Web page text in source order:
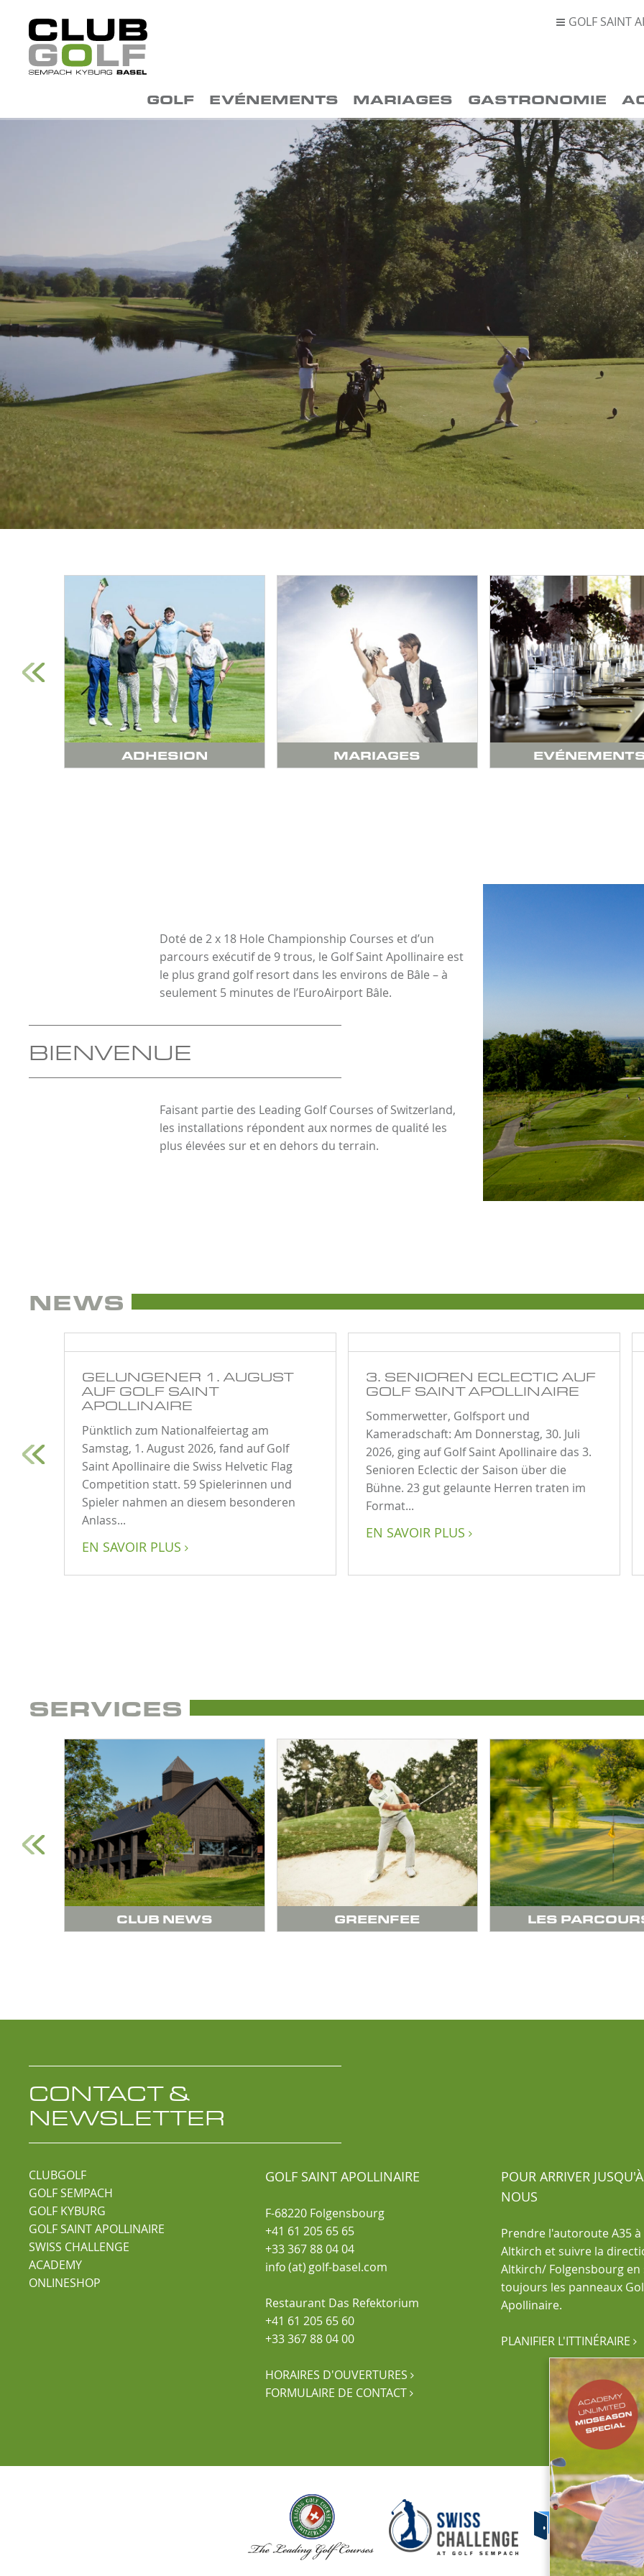
 GOLF SAINT
GOLF EVÉNEMENTS MARIAGES GASTRONOMIE
ADHESION MARIAGES
Doté de 2 x 18 Hole Championship Courses et d’un
parcours exécutif de 9 trous, le Golf Saint Apollinaire est
le plus grand golf resort dans les environs de Bâle – à
seulement 5 minutes de l’EuroAirport Bâle.
BIENVENUE
Faisant partie des Leading Golf Courses of Switzerland,
les installations répondent aux normes de qualité les
plus élevées sur et en dehors du terrain.
NEWS
die
GELUNGENER 1. AUGUST
AUF GOLF SAINT
APOLLINAIRE
Pünktlich zum Nationalfeiertag am
Samstag, 1. August 2026, fand auf Golf
Saint Apollinaire die Swiss Helvetic Flag
Competition statt. 59 Spielerinnen und
Spieler nahmen an diesem besonderen
Anlass...
EN SAVOIR PLUS 
3. SENIOREN ECLECTIC AUF
GOLF SAINT APOLLINAIRE
Sommerwetter, Golfsport und
Kameradschaft: Am Donnerstag, 30. Juli
2026, ging auf Golf Saint Apollinaire das 3.
Senioren Eclectic der Saison über die
Bühne. 23 gut gelaunte Herren traten im
Format...
EN SAVOIR PLUS 
SERVICES
CLUB NEWS GREENFEE LES
CONTACT &
NEWSLETTER
CLUBGOLF
GOLF SEMPACH
GOLF KYBURG
GOLF SAINT APOLLINAIRE
SWISS CHALLENGE
ACADEMY
ONLINESHOP
GOLF SAINT APOLLINAIRE
F-68220 Folgensbourg
+41 61 205 65 65
+33 367 88 04 04
info (at) golf-basel.com
Restaurant Das Refektorium
+41 61 205 65 60
+33 367 88 04 00
HORAIRES D'OUVERTURES 
FORMULAIRE DE CONTACT 
POUR ARRIVER
NOUS
Prendre l'autoroute A35
Altkirch et suivre la
Altkirch/ Folgensbourg en
toujours les panneaux
Apollinaire.
PLANIFIER L'ITTINÉRAIRE 